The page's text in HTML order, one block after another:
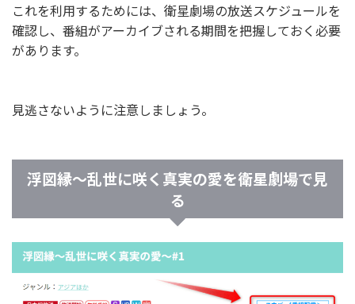
これを利用するためには、衛星劇場の放送スケジュールを
確認し、番組がアーカイブされる期間を把握しておく必要
があります。
見逃さないように注意しましょう。
浮図縁～乱世に咲く真実の愛を衛星劇場で見
る